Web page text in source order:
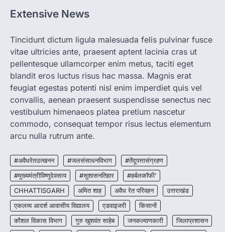
2
CHHATTISGARH
जाएगी एल्बेंडाजोल
More Khabar August 7, 2026
रायपुर। राष्ट्रीय कृमि मुक्ति दिवस भारत सरकार द्वारा
बच्चों के स्वास्थ्य सुधार के लिए वर्ष…
3
CHHATTISGARH
CG : मुख्यमंत्री विष्णुदेव साय के नेतृत्व में
छत्तीसगढ़ को बड़ी उपलब्धि
More Khabar
हरित विकास और किसानों की आय…
CHHATTISGARH
CG : पांच माह की अनुष्का को मिला नया
जीवन, चिरायु योजना से संभव हुई सफल सर्जरी
More Khabar August 7, 2026
Extensive News
Tincidunt dictum ligula malesuada felis pulvinar fusce
vitae ultricies ante, praesent aptent lacinia cras ut
pellentesque ullamcorper enim metus, taciti eget
blandit eros luctus risus hac massa. Magnis erat
feugiat egestas potenti nisl enim imperdiet quis vel
convallis, aenean praesent suspendisse senectus nec
vestibulum himenaeos platea pretium nascetur
commodo, consequat tempor risus lectus elementum
arcu nulla rutrum ante.
#अवैधरेतउत्खनन #जलसंसाधनविभाग
#तेंदूपत्तासंग्रहण
#मुख्यमंत्रीविष्णुदेवसाय
#सुशासनतिहार
#हर्बलकॉफी’
CHHATTISGARH
अमित शाह अवैध रेत परिवहन
उत्तराखंड
एकलव्य आदर्श आवासीय विद्यालय
एडवाइजरी
किसानों
कौशल विकास विभाग
गुरु खुशवंत साहेब जनकल्याणकारी
जिलाप्रशासन